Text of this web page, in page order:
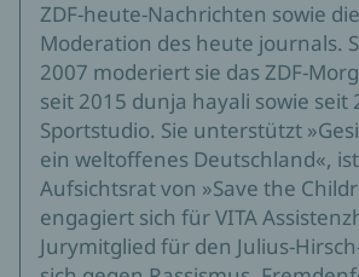
ZDF-heute-Nachrichten sowie
Moderation des heute journals.
2007 moderiert sie das ZDF-
seit 2015 dunja hayali sowie seit
Sportstudio. Sie unterstützt
ein weltoffenes Deutschland«,
Aufsichtsrat von »Save the
engagiert sich für VITA
Jurymitglied für den Julius-